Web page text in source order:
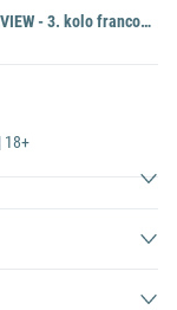
PREVIEW - 3. kolo francouzské Ligue 1
18+